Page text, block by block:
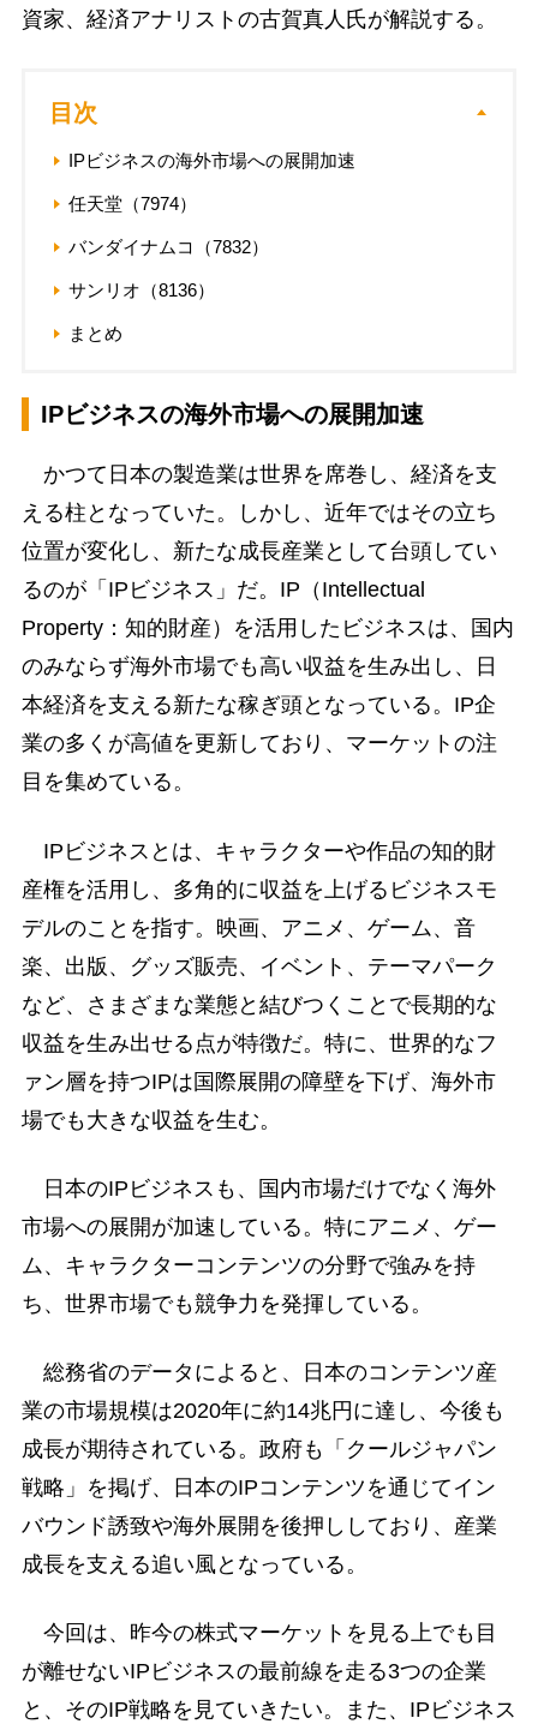
資家、経済アナリストの古賀真人氏が解説する。
目次
IPビジネスの海外市場への展開加速
任天堂（7974）
バンダイナムコ（7832）
サンリオ（8136）
まとめ
IPビジネスの海外市場への展開加速
かつて日本の製造業は世界を席巻し、経済を支
える柱となっていた。しかし、近年ではその立ち
位置が変化し、新たな成長産業として台頭してい
るのが「IPビジネス」だ。IP（Intellectual
Property：知的財産）を活用したビジネスは、国内
のみならず海外市場でも高い収益を生み出し、日
本経済を支える新たな稼ぎ頭となっている。IP企
業の多くが高値を更新しており、マーケットの注
目を集めている。
IPビジネスとは、キャラクターや作品の知的財
産権を活用し、多角的に収益を上げるビジネスモ
デルのことを指す。映画、アニメ、ゲーム、音
楽、出版、グッズ販売、イベント、テーマパーク
など、さまざまな業態と結びつくことで長期的な
収益を生み出せる点が特徴だ。特に、世界的なフ
ァン層を持つIPは国際展開の障壁を下げ、海外市
場でも大きな収益を生む。
日本のIPビジネスも、国内市場だけでなく海外
市場への展開が加速している。特にアニメ、ゲー
ム、キャラクターコンテンツの分野で強みを持
ち、世界市場でも競争力を発揮している。
総務省のデータによると、日本のコンテンツ産
業の市場規模は2020年に約14兆円に達し、今後も
成長が期待されている。政府も「クールジャパン
戦略」を掲げ、日本のIPコンテンツを通じてイン
バウンド誘致や海外展開を後押ししており、産業
成長を支える追い風となっている。
今回は、昨今の株式マーケットを見る上でも目
が離せないIPビジネスの最前線を走る3つの企業
と、そのIP戦略を見ていきたい。また、IPビジネス